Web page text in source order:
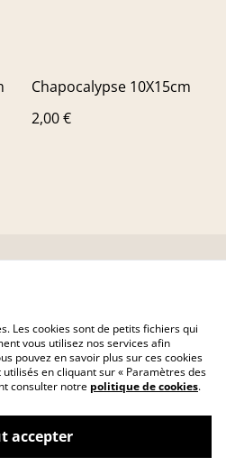
Chapocalypse 10X15cm
2,00 €
confidentialité
de cookies
Les cookies sont de petits fichiers qui
vous utilisez nos services afin
pouvez en savoir plus sur ces cookies
en cliquant sur « Paramètres des
consulter notre politique de cookies.
accepter